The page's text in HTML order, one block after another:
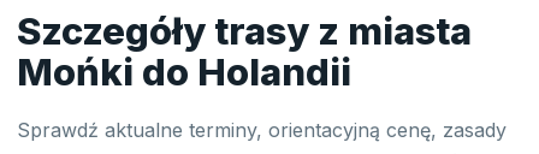
Szczegóły trasy z miasta
Mońki do Holandii
Sprawdź aktualne terminy, orientacyjną cenę, zasady